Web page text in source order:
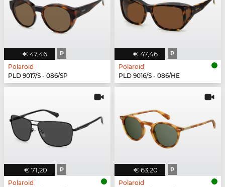
€ 47,46 P
Polaroid
PLD 9017/S - 086/SP
€ 47,46 P
Polaroid
PLD 9016/S - 086/HE
€ 71,20 P
Polaroid
€ 63,20 P
Polaroid